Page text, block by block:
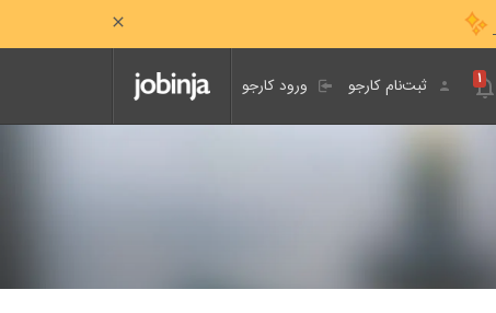
ورود کارجو ثبت‌نام کارجو ۱